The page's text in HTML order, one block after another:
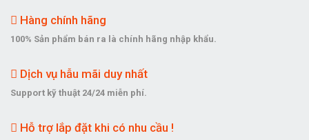
Hàng chính hãng
100% Sản phẩm bán ra là chính hãng nhập khẩu.
Dịch vụ hẫu mãi duy nhất
Support kỹ thuật 24/24 miễn phí.
Hỗ trợ lắp đặt khi có nhu cầu !